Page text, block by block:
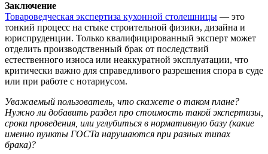
Заключение
Товароведческая экспертиза кухонной столешницы — это
тонкий процесс на стыке строительной физики, дизайна и
юриспруденции. Только квалифицированный эксперт может
отделить производственный брак от последствий
естественного износа или неаккуратной эксплуатации, что
критически важно для справедливого разрешения спора в суде
или при работе с нотариусом.
Уважаемый пользователь, что скажете о таком плане?
Нужно ли добавить раздел про стоимость такой экспертизы,
сроки проведения, или углубиться в нормативную базу (какие
именно пункты ГОСТа нарушаются при разных типах
брака)?